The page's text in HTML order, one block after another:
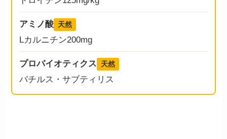
アミノ酸 天然
Lカルニチン200mg
プロバイオティクス 天然
バチルス・サブティリス